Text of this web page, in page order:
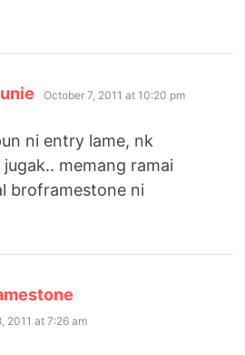
says:
October 7, 2011 at 10:20 pm
ni entry lame, nk
memang ramai
broframestone ni
2011 at 7:26 am